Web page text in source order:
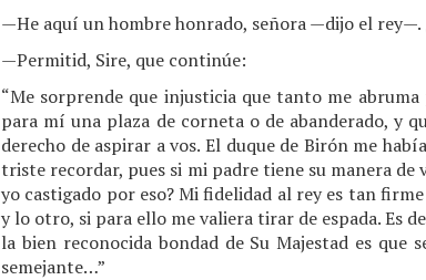
—He aquí un hombre honrado, señora —dijo el rey—.
—Permitid, Sire, que continúe:
“Me sorprende que injusticia que tanto me
para mí una plaza de corneta o de abanderado, y
derecho de aspirar a vos. El duque de Birón me
triste recordar, pues si mi padre tiene su manera
yo castigado por eso? Mi fidelidad al rey es tan
y lo otro, si para ello me valiera tirar de espada. Es
la bien reconocida bondad de Su Majestad es que
semejante…”